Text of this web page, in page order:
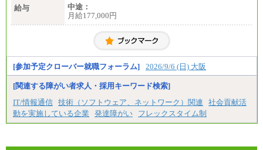
給与
中途：
月給177,000円
[参加予定クローバー就職フォーラム] 2026/9/6 (日) 大阪
[関連する障がい者求人・採用キーワード検索]
IT/情報通信 技術（ソフトウェア、ネットワーク）関連
社会貢献活
動を実施している企業
発達障がい フレックスタイム制